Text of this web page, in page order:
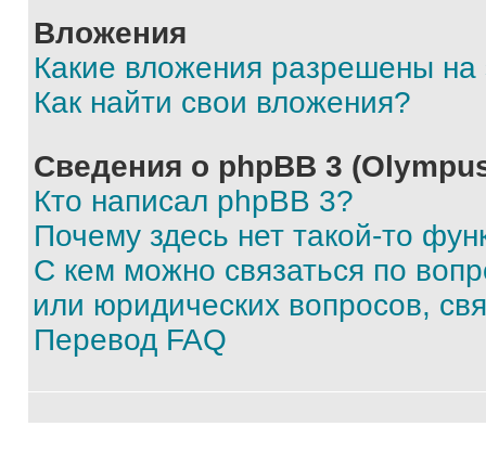
Вложения
Какие вложения разрешены
Как найти свои вложения?
Сведения о phpBB 3
Кто написал phpBB 3?
Почему здесь нет такой-то
С кем можно связаться по
или юридических вопросов,
Перевод FAQ